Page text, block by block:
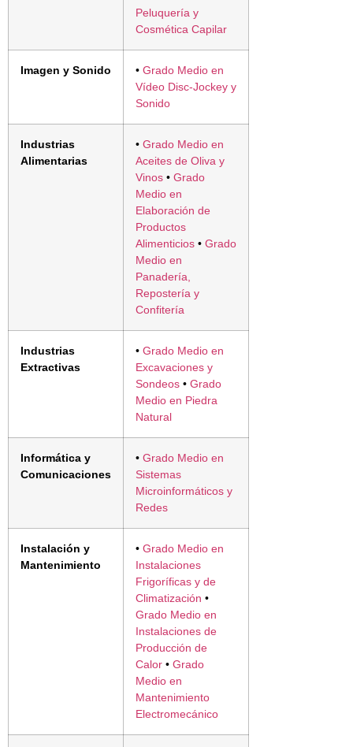
Peluquería y
Cosmética Capilar
Imagen y Sonido • Grado Medio en
Vídeo Disc-Jockey y
Sonido
Industrias
Alimentarias
• Grado Medio en
Aceites de Oliva y
Vinos • Grado
Medio en
Elaboración de
Productos
Alimenticios • Grado
Medio en
Panadería,
Repostería y
Confitería
Industrias
Extractivas
• Grado Medio en
Excavaciones y
Sondeos • Grado
Medio en Piedra
Natural
Informática y
Comunicaciones
• Grado Medio en
Sistemas
Microinformáticos y
Redes
Instalación y
Mantenimiento
• Grado Medio en
Instalaciones
Frigoríficas y de
Climatización •
Grado Medio en
Instalaciones de
Producción de
Calor • Grado
Medio en
Mantenimiento
Electromecánico